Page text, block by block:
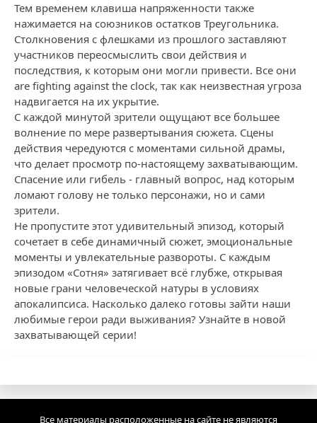
Тем временем клавиша напряженности также
нажимается на союзников остатков Треугольника.
Столкновения с флешками из прошлого заставляют
участников переосмыслить свои действия и
последствия, к которым они могли привести. Все они
are fighting against the clock, так как неизвестная угроза
надвигается на их укрытие.
С каждой минутой зрители ощущают все большее
волнение по мере развертывания сюжета. Сцены
действия чередуются с моментами сильной драмы,
что делает просмотр по-настоящему захватывающим.
Спасение или гибель - главный вопрос, над которым
ломают голову не только персонажи, но и сами
зрители.
Не пропустите этот удивительный эпизод, который
сочетает в себе динамичный сюжет, эмоциональные
моменты и увлекательные развороты. С каждым
эпизодом «Сотня» затягивает всё глубже, открывая
новые грани человеческой натуры в условиях
апокалипсиса. Насколько далеко готовы зайти наши
любимые герои ради выживания? Узнайте в новой
захватывающей серии!
Все материалы расположенные на сайте не являются